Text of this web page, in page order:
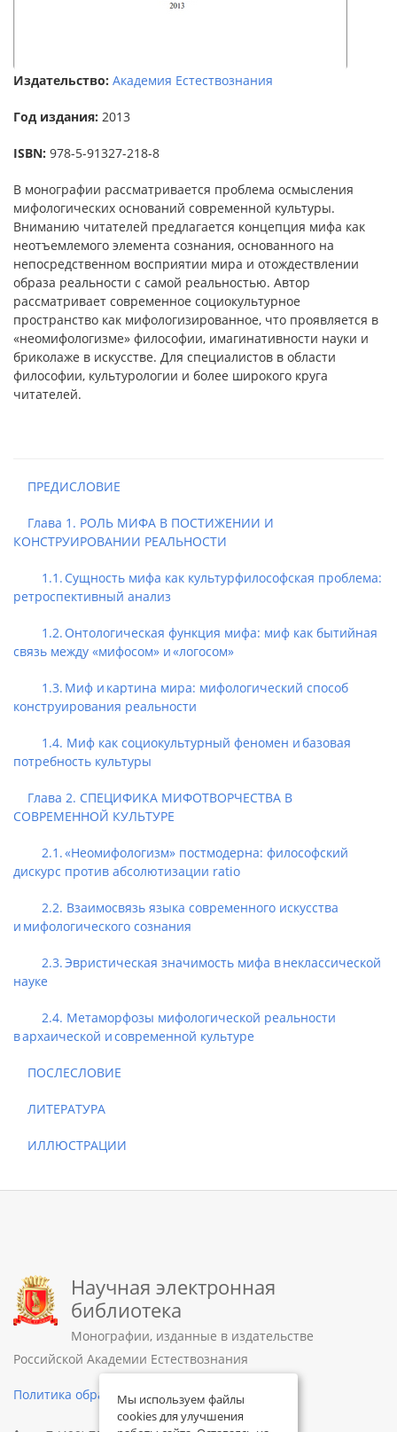
Издательство: Академия Естествознания
Год издания: 2013
ISBN: 978-5-91327-218-8
В монографии рассматривается проблема осмысления
мифологических оснований современной культуры.
Вниманию читателей предлагается концепция мифа как
неотъемлемого элемента сознания, основанного на
непосредственном восприятии мира и отождествлении
образа реальности с самой реальностью. Автор
рассматривает современное социокультурное
пространство как мифологизированное, что проявляется в
«неомифологизме» философии, имагинативности науки и
бриколаже в искусстве. Для специалистов в области
философии, культурологии и более широкого круга
читателей.
ПРЕДИСЛОВИЕ
Глава 1. РОЛЬ МИФА В ПОСТИЖЕНИИ И
КОНСТРУИРОВАНИИ РЕАЛЬНОСТИ
1.1. Сущность мифа как культурфилософская проблема:
ретроспективный анализ
1.2. Онтологическая функция мифа: миф как бытийная
связь между «мифосом» и «логосом»
1.3. Миф и картина мира: мифологический способ
конструирования реальности
1.4. Миф как социокультурный феномен и базовая
потребность культуры
Глава 2. СПЕЦИФИКА МИФОТВОРЧЕСТВА В
СОВРЕМЕННОЙ КУЛЬТУРЕ
2.1. «Неомифологизм» постмодерна: философский
дискурс против абсолютизации ratio
2.2. Взаимосвязь языка современного искусства
и мифологического сознания
2.3. Эвристическая значимость мифа в неклассической
науке
2.4. Метаморфозы мифологической реальности
в архаической и современной культуре
ПОСЛЕСЛОВИЕ
ЛИТЕРАТУРА
ИЛЛЮСТРАЦИИ
Научная электронная
библиотека
Монографии, изданные в издательстве
Российской Академии Естествознания
Политика обработки персональных данных
Мы используем файлы
cookies для улучшения